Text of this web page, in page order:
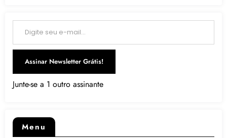
Digite seu e-mail…
Assinar Newsletter Grátis!
Junte-se a 1 outro assinante
Menu